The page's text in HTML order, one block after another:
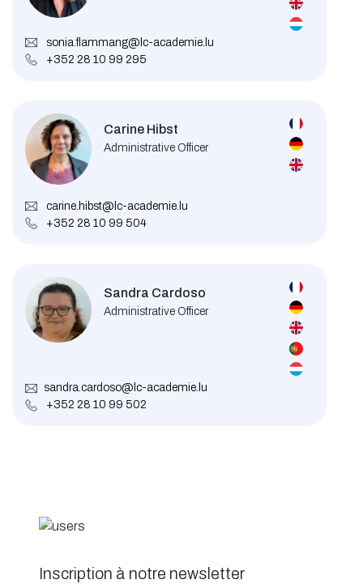
sonia.flammang@lc-academie.lu
+352 28 10 99 295
Carine Hibst
Administrative Officer
carine.hibst@lc-academie.lu
+352 28 10 99 504
Sandra Cardoso
Administrative Officer
sandra.cardoso@lc-academie.lu
+352 28 10 99 502
Inscription à notre newsletter